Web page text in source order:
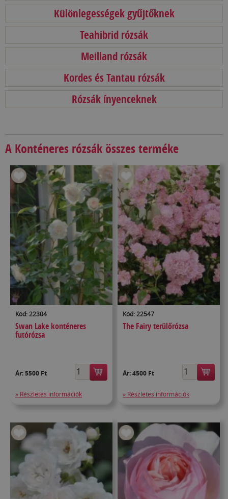
Különlegességek gyűjtőknek
Teahibrid rózsák
Meilland rózsák
Kordes és Tantau rózsák
Rózsák ínyenceknek
A Konténeres rózsák összes terméke
Kód: 22304
Swan Lake konténeres
futórózsa
Ár:5500 Ft
» Részletes információk
Kód: 22547
The Fairy terülőrózsa
Ár:4500 Ft
» Részletes információk